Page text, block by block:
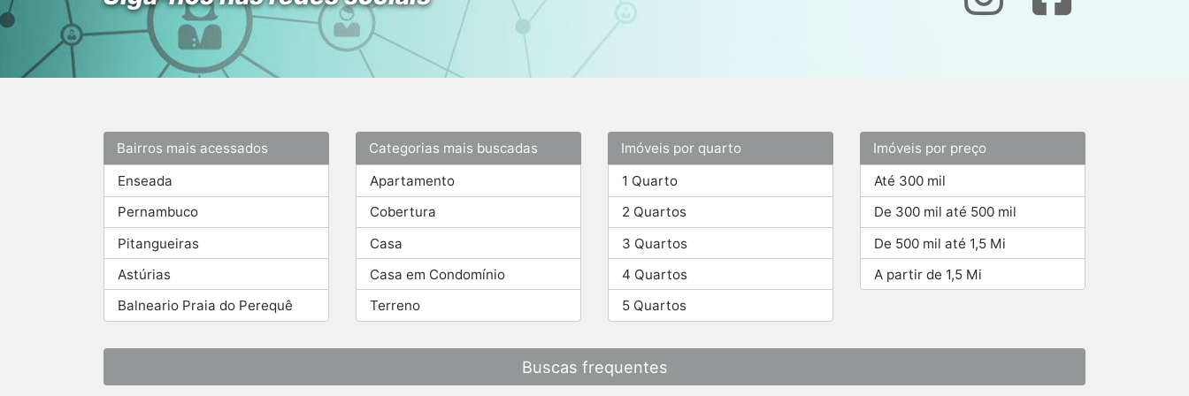
Bairros mais acessados
Enseada
Pernambuco
Pitangueiras
Astúrias
Balneario Praia do Perequê
Categorias mais buscadas
Apartamento
Cobertura
Casa
Casa em Condomínio
Terreno
Imóveis por quarto
1 Quarto
2 Quartos
3 Quartos
4 Quartos
5 Quartos
Imóveis por preço
Até 300 mil
De 300 mil até 500 mil
De 500 mil até 1,5 Mi
A partir de 1,5 Mi
Buscas frequentes